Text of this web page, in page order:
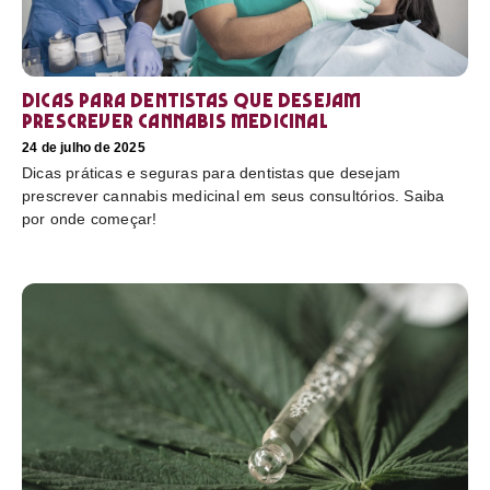
Dicas para dentistas que desejam
prescrever cannabis medicinal
24 de julho de 2025
Dicas práticas e seguras para dentistas que desejam
prescrever cannabis medicinal em seus consultórios. Saiba
por onde começar!